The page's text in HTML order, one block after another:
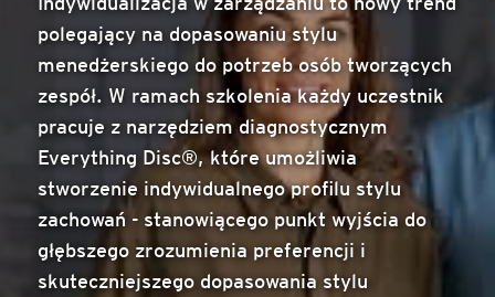
polegający na dopasowaniu stylu
menedżerskiego do potrzeb osób tworzących
zespół. W ramach szkolenia każdy uczestnik
pracuje z narzędziem diagnostycznym
Everything Disc®, które umożliwia
stworzenie indywidualnego profilu stylu
zachowań - stanowiącego punkt wyjścia do
głębszego zrozumienia preferencji i
skuteczniejszego dopasowania stylu